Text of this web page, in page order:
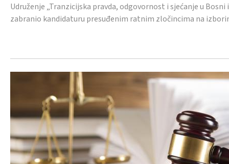
Udruženje „Tranzicijska pravda, odgovornost i sjećanje u
zabranio kandidaturu presuđenim ratnim zločincima na